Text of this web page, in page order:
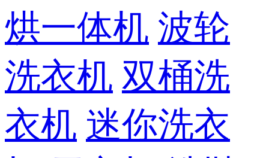
烘一体机 波轮
洗衣机 双桶洗
衣机 迷你洗衣